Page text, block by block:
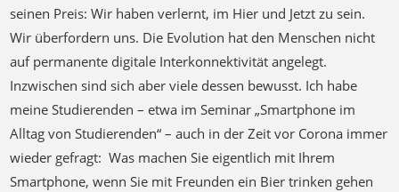
seinen Preis: Wir haben verlernt, im Hier und Jetzt zu sein.
Wir überfordern uns. Die Evolution hat den Menschen nicht
auf permanente digitale Interkonnektivität angelegt.
Inzwischen sind sich aber viele dessen bewusst. Ich habe
meine Studierenden – etwa im Seminar „Smartphone im
Alltag von Studierenden“ – auch in der Zeit vor Corona immer
wieder gefragt: Was machen Sie eigentlich mit Ihrem
Smartphone, wenn Sie mit Freunden ein Bier trinken gehen